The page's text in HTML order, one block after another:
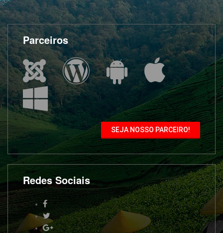
Parceiros
SEJA NOSSO PARCEIRO!
Redes Sociais